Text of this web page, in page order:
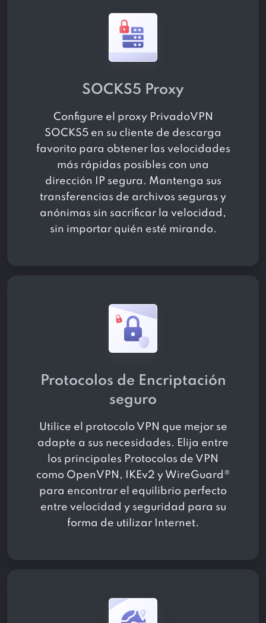
SOCKS5 Proxy
Configure el proxy PrivadoVPN
SOCKS5 en su cliente de descarga
favorito para obtener las velocidades
más rápidas posibles con una
dirección IP segura. Mantenga sus
transferencias de archivos seguras y
anónimas sin sacrificar la velocidad,
sin importar quién esté mirando.
Protocolos de Encriptación
seguro
Utilice el protocolo VPN que mejor se
adapte a sus necesidades. Elija entre
los principales Protocolos de VPN
como OpenVPN, IKEv2 y WireGuard®
para encontrar el equilibrio perfecto
entre velocidad y seguridad para su
forma de utilizar Internet.